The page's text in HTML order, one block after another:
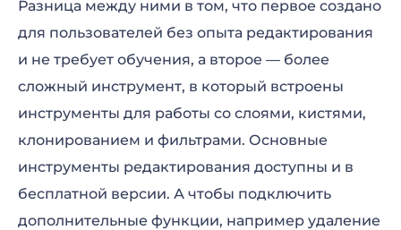
Разница между ними в том, что первое создано
для пользователей без опыта редактирования
и не требует обучения, а второе — более
сложный инструмент, в который встроены
инструменты для работы со слоями, кистями,
клонированием и фильтрами. Основные
инструменты редактирования доступны и в
бесплатной версии. А чтобы подключить
дополнительные функции, например удаление